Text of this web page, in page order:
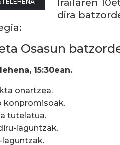
dira
Osasun
15:30ean.
onartzea.
konpromisoak.
tutelatua.
laguntzak.
laguntzak.